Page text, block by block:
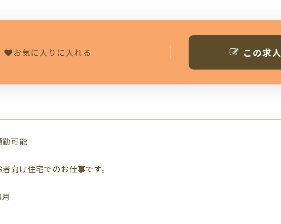
お気に入りに入れる この求
可能
向け住宅でのお仕事です。